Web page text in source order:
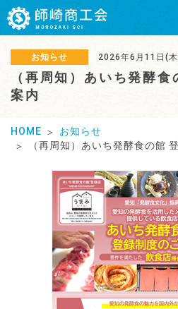
お知らせ 2026年6月11日(
（再周知）あいち発酵
案内
HOME
お知らせ
（再周知）あいち発酵食の館